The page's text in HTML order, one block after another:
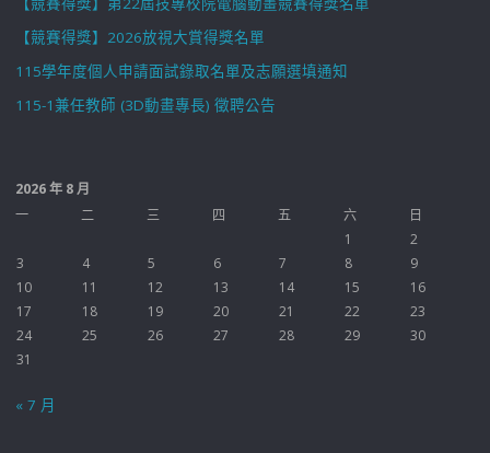
【競賽得獎】2026放視大賞得獎名單
115學年度個人申請面試錄取名單及志願選填通知
115-1兼任教師 (3D動畫專長) 徵聘公告
2026 年 8 月
一
二 三 四 五 六
日
1
2
3
4 5 6 7 8
9
10
11 12 13 14 15
16
17
18 19 20 21 22
23
24
25 26 27 28 29
30
31
« 7 月